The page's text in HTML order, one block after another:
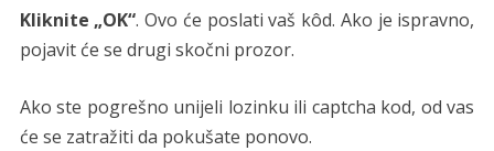
Kliknite „OK“. Ovo će poslati vaš kôd. Ako je ispravno,
pojavit će se drugi skočni prozor.
Ako ste pogrešno unijeli lozinku ili captcha kod, od vas
će se zatražiti da pokušate ponovo.